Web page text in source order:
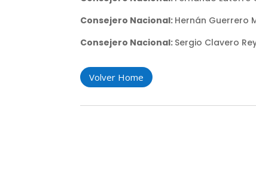
Consejero Nacional: Hernán Guerrero
Consejero Nacional: Sergio Clavero
Volver Home